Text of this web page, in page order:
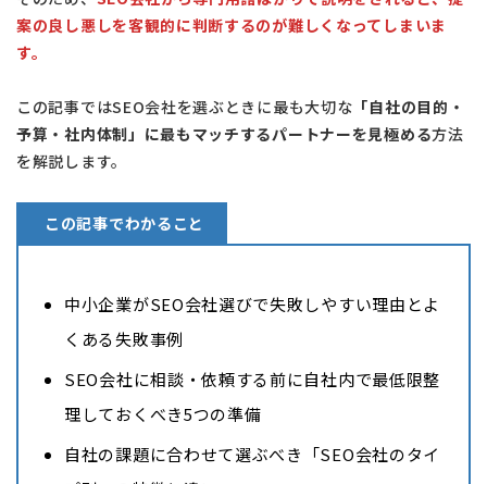
案の良し悪しを客観的に判断するのが難しくなってしまいま
す。
この記事ではSEO会社を選ぶときに最も大切な 「自社の目的・
予算・社内体制」に最もマッチするパートナーを見極める方法
を解説します。
この記事でわかること
中小企業がSEO会社選びで失敗しやすい理由とよ
くある失敗事例
SEO会社に相談・依頼する前に自社内で最低限整
理しておくべき5つの準備
自社の課題に合わせて選ぶべき「SEO会社のタイ